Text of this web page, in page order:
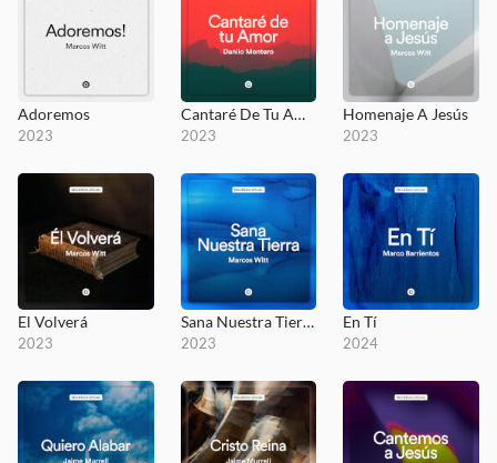
Adoremos
2023
Cantaré De Tu Amor
2023
Homenaje A Jesús
2023
El Volverá
2023
Sana Nuestra Tierra
2023
En Tí
2024